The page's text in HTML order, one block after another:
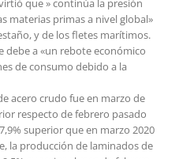
que » continúa la presión
materias primas a nivel global»
y de los fletes marítimos.
debe a «un rebote económico
de consumo debido a la
acero crudo fue en marzo de
respecto de febrero pasado
superior que en marzo 2020
la producción de laminados de